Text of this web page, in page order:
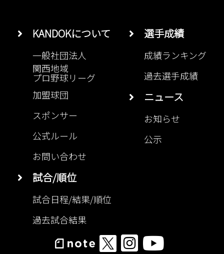
KANDOKについて
一般社団法人
関西地域
プロ野球リーグ
加盟球団
スポンサー
公式ルール
お問い合わせ
試合/順位
試合日程/結果/順位
過去試合結果
選手成績
成績ランキング
過去選手成績
ニュース
お知らせ
公示